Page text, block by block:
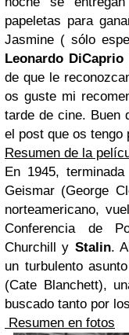
papeletas para
Jasmine ( sólo
Leonardo DiCaprio
de que le
os guste mi
tarde de cine. Buen
el post que os tengo
Resumen de la
En 1945,
Geismar (George
norteamericano,
Conferencia de
Churchill y Stalin.
un turbulento
(Cate Blanchett),
buscado tanto por
Resumen en fotos